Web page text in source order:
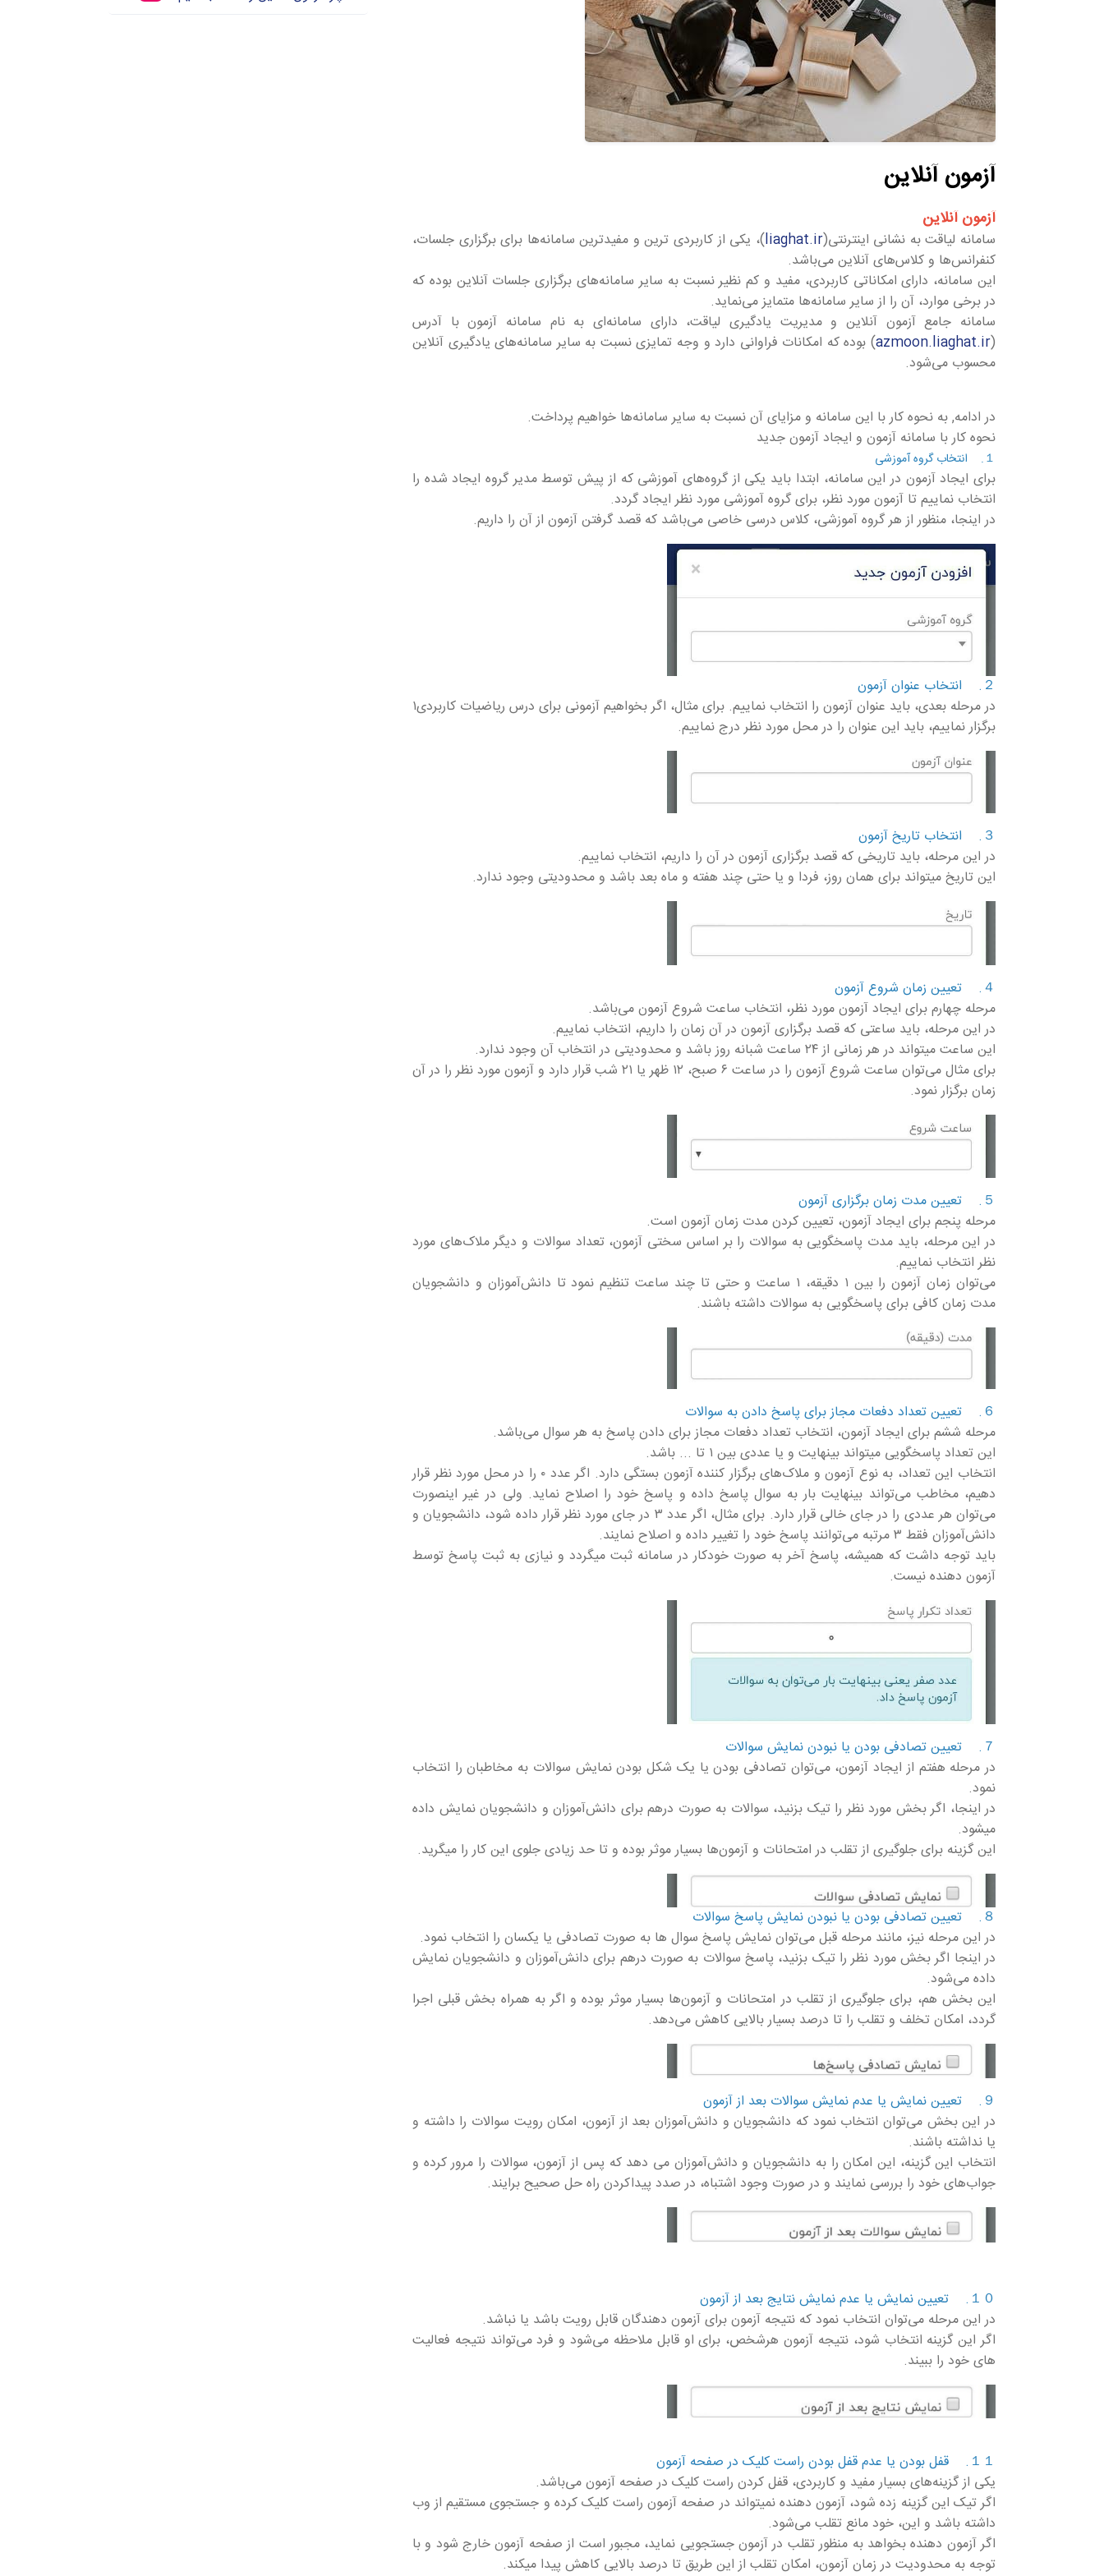
آزمون آنلاین
آزمون آنلاین
سامانه لیاقت به نشانی اینترنتی(liaghat.ir)، یکی از کاربردی ترین و مفیدترین سامانه‌ها برای برگزاری جلسات،
کنفرانس‌ها و کلاس‌های آنلاین می‌باشد.
این سامانه، دارای امکاناتی کاربردی، مفید و کم نظیر نسبت به سایر سامانه‌های برگزاری جلسات آنلاین بوده که
در برخی موارد، آن را از سایر سامانه‌ها متمایز می‌نماید.
سامانه جامع آزمون آنلاین و مدیریت یادگیری لیاقت، دارای سامانه‌ای به نام سامانه آزمون با آدرس
(
azmoon.liaghat.ir) بوده که امکانات فراوانی دارد و وجه تمایزی نسبت به سایر سامانه‌های یادگیری آنلاین
محسوب می‌شود.
در ادامه, به نحوه کار با این سامانه و مزایای آن نسبت به سایر سامانه‌ها خواهیم پرداخت.
نحوه کار با سامانه آزمون و ایجاد آزمون جدید
１. انتخاب گروه آموزشی
برای ایجاد آزمون در این سامانه، ابتدا باید یکی از گروه‌های آموزشی که از پیش توسط مدیر گروه ایجاد شده را
انتخاب نماییم تا آزمون مورد نظر، برای گروه آموزشی مورد نظر ایجاد گردد.
در اینجا، منظور از هر گروه آموزشی، کلاس درسی خاصی می‌باشد که قصد گرفتن آزمون از آن را داریم.
２. انتخاب عنوان آزمون
در مرحله بعدی، باید عنوان آزمون را انتخاب نماییم. برای مثال، اگر بخواهیم آزمونی برای درس ریاضیات کاربردی۱
برگزار نماییم، باید این عنوان را در محل مورد نظر درج نماییم.
３. انتخاب تاریخ آزمون
در این مرحله، باید تاریخی که قصد برگزاری آزمون در آن را داریم، انتخاب نماییم.
این تاریخ میتواند برای همان روز، فردا و یا حتی چند هفته و ماه بعد باشد و محدودیتی وجود ندارد.
４. تعیین زمان شروع آزمون
مرحله چهارم برای ایجاد آزمون مورد نظر، انتخاب ساعت شروع آزمون می‌باشد.
در این مرحله، باید ساعتی که قصد برگزاری آزمون در آن زمان را داریم، انتخاب نماییم.
این ساعت میتواند در هر زمانی از ۲۴ ساعت شبانه روز باشد و محدودیتی در انتخاب آن وجود ندارد.
برای مثال می‌توان ساعت شروع آزمون را در ساعت ۶ صبح، ۱۲ ظهر یا ۲۱ شب قرار دارد و آزمون مورد نظر را در آن
زمان برگزار نمود.
５. تعیین مدت زمان برگزاری آزمون
مرحله پنجم برای ایجاد آزمون، تعیین کردن مدت زمان آزمون است.
در این مرحله، باید مدت پاسخگویی به سوالات را بر اساس سختی آزمون، تعداد سوالات و دیگر ملاک‌های مورد
نظر انتخاب نماییم.
می‌توان زمان آزمون را بین ۱ دقیقه، ۱ ساعت و حتی تا چند ساعت تنظیم نمود تا دانش‌آموزان و دانشجویان
مدت زمان کافی برای پاسخگویی به سوالات داشته باشند.
６. تعیین تعداد دفعات مجاز برای پاسخ دادن به سوالات
مرحله ششم برای ایجاد آزمون، انتخاب تعداد دفعات مجاز برای دادن پاسخ به هر سوال می‌باشد.
این تعداد پاسخگویی میتواند بینهایت و یا عددی بین ۱ تا ... باشد.
انتخاب این تعداد، به نوع آزمون و ملاک‌های برگزار کننده آزمون بستگی دارد. اگر عدد ۰ را در محل مورد نظر قرار
دهیم، مخاطب می‌تواند بینهایت بار به سوال پاسخ داده و پاسخ خود را اصلاح نماید. ولی در غیر اینصورت
می‌توان هر عددی را در جای خالی قرار دارد. برای مثال، اگر عدد ۳ در جای مورد نظر قرار داده شود، دانشجویان و
دانش‌آموزان فقط ۳ مرتبه می‌توانند پاسخ خود را تغییر داده و اصلاح نمایند.
باید توجه داشت که همیشه، پاسخ آخر به صورت خودکار در سامانه ثبت میگردد و نیازی به ثبت پاسخ توسط
آزمون دهنده‌ نیست.
７. تعیین تصادفی بودن یا نبودن نمایش سوالات
در مرحله هفتم از ایجاد آزمون، می‌توان تصادفی بودن یا یک شکل بودن نمایش سوالات به مخاطبان را انتخاب
نمود.
در اینجا، اگر بخش مورد نظر را تیک بزنید، سوالات به صورت درهم برای دانش‌آموزان و دانشجویان نمایش داده
میشود.
این گزینه برای جلوگیری از تقلب در امتحانات و آزمون‌ها بسیار موثر بوده و تا حد زیادی جلوی این کار را میگرید.
８. تعیین تصادفی بودن یا نبودن نمایش پاسخ سوالات
در این مرحله نیز، مانند مرحله قبل می‌توان نمایش پاسخ سوال ها به صورت تصادفی یا یکسان را انتخاب نمود.
در اینجا اگر بخش مورد نظر را تیک بزنید، پاسخ سوالات به صورت درهم برای دانش‌آموزان و دانشجویان نمایش
داده می‌شود.
این بخش هم، برای جلوگیری از تقلب در امتحانات و آزمون‌ها بسیار موثر بوده و اگر به همراه بخش قبلی اجرا
گردد، امکان تخلف و تقلب را تا درصد بسیار بالایی کاهش می‌دهد.
９. تعیین نمایش یا عدم نمایش سوالات بعد از آزمون
در این بخش می‌توان انتخاب نمود که دانشجویان و دانش‌آموزان بعد از آزمون، امکان رویت سوالات را داشته و
یا نداشته باشند.
انتخاب این گزینه، این امکان را به دانشجویان و دانش‌آموزان می دهد که پس از آزمون، سوالات را مرور کرده و
جواب‌های خود را بررسی نمایند و در صورت وجود اشتباه، در صدد پیداکردن راه حل صحیح برایند.
１０. تعیین نمایش یا عدم نمایش نتایج بعد از آزمون
در این مرحله می‌توان انتخاب نمود که نتیجه آزمون برای آزمون دهندگان قابل رویت باشد یا نباشد.
اگر این گزینه انتخاب شود، نتیجه آزمون هر‌شخص، برای او قابل ملاحظه می‌شود و فرد می‌تواند نتیجه فعالیت
های خود را ببیند.
１１. قفل بودن یا عدم قفل بودن راست کلیک در صفحه آزمون
یکی از گزینه‌های بسیار مفید و کاربردی، قفل کردن راست کلیک در صفحه آزمون می‌باشد.
اگر تیک این گزینه زده شود، آزمون دهنده نمیتواند در صفحه آزمون راست کلیک کرده و جستجوی مستقیم از وب
داشته باشد و این، خود مانع تقلب می‌شود.
اگر آزمون دهنده بخواهد به منظور تقلب در آزمون جستجویی نماید، مجبور است از صفحه آزمون خارج شود و با
توجه به محدودیت در زمان آزمون، امکان تقلب از این طریق تا درصد بالایی کاهش پیدا میکند.